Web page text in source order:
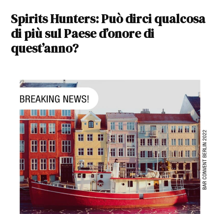
Spirits Hunters: Può dirci qualcosa
di più sul Paese d’onore di
quest’anno?